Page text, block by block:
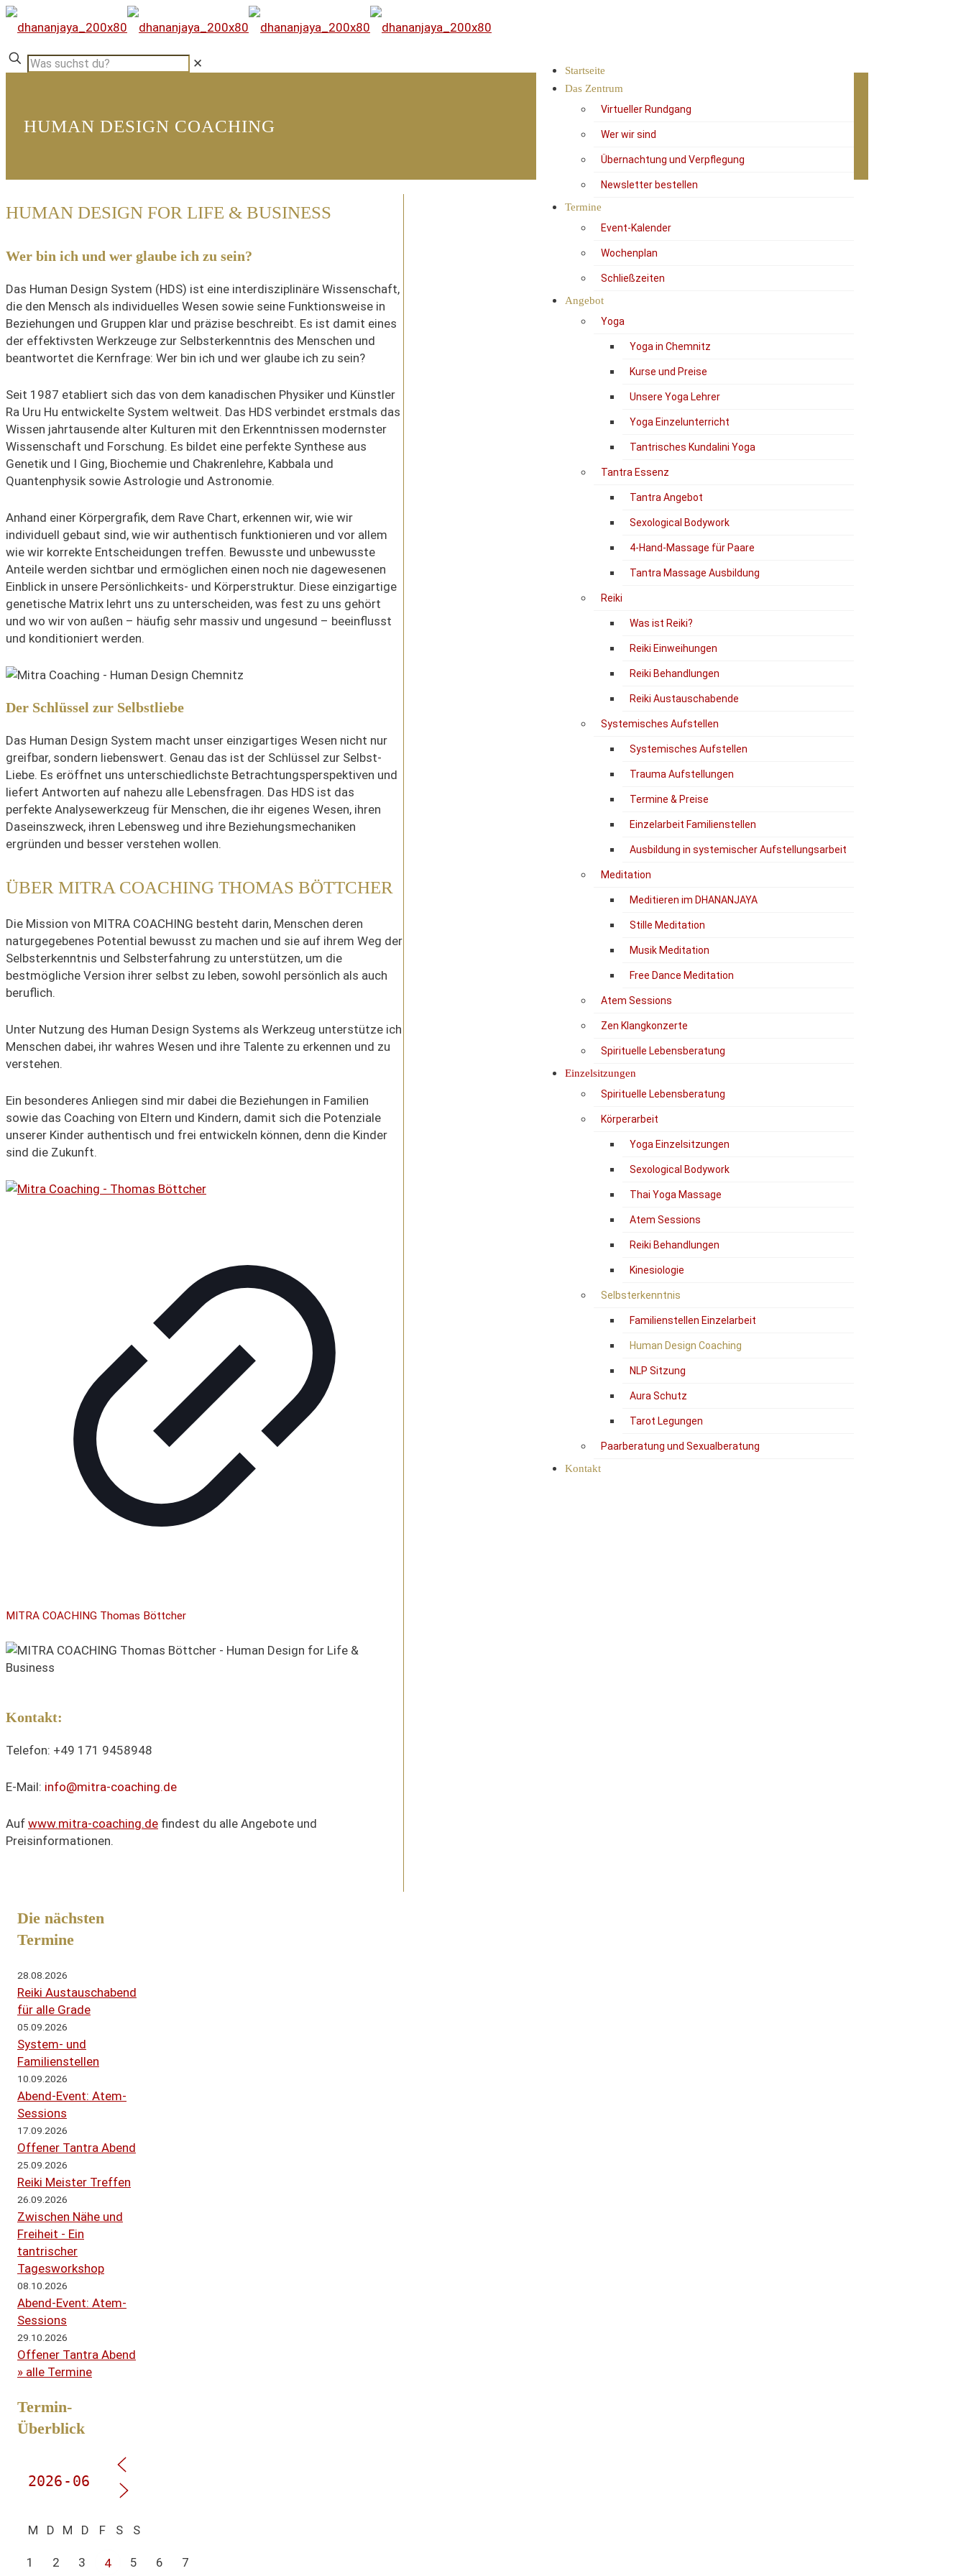
Startseite
Das Zentrum
Virtueller Rundgang
Wer wir sind
Übernachtung und Verpflegung
Newsletter bestellen
Termine
Event-Kalender
Wochenplan
Schließzeiten
Angebot
Yoga
Yoga in Chemnitz
Kurse und Preise
Unsere Yoga Lehrer
Yoga Einzelunterricht
Tantrisches Kundalini Yoga
Tantra Essenz
Tantra Angebot
Sexological Bodywork
4-Hand-Massage für Paare
Tantra Massage Ausbildung
Reiki
Was ist Reiki?
Reiki Einweihungen
Reiki Behandlungen
Reiki Austauschabende
Systemisches Aufstellen
Systemisches Aufstellen
Trauma Aufstellungen
Termine & Preise
Einzelarbeit Familienstellen
Ausbildung in systemischer Aufstellungsarbeit
Meditation
Meditieren im DHANANJAYA
Stille Meditation
Musik Meditation
Free Dance Meditation
Atem Sessions
Zen Klangkonzerte
Spirituelle Lebensberatung
Einzelsitzungen
Spirituelle Lebensberatung
Körperarbeit
Yoga Einzelsitzungen
Sexological Bodywork
Thai Yoga Massage
Atem Sessions
Reiki Behandlungen
Kinesiologie
Selbsterkenntnis
Familienstellen Einzelarbeit
Human Design Coaching
NLP Sitzung
Aura Schutz
Tarot Legungen
Paarberatung und Sexualberatung
Kontakt
✕
HUMAN DESIGN COACHING
HUMAN DESIGN FOR LIFE & BUSINESS
Wer bin ich und wer glaube ich zu sein?
Das Human Design System (HDS) ist eine interdisziplinäre Wissenschaft,
die den Mensch als individuelles Wesen sowie seine Funktionsweise in
Beziehungen und Gruppen klar und präzise beschreibt. Es ist damit eines
der effektivsten Werkzeuge zur Selbsterkenntnis des Menschen und
beantwortet die Kernfrage: Wer bin ich und wer glaube ich zu sein?
Seit 1987 etabliert sich das von dem kanadischen Physiker und Künstler
Ra Uru Hu entwickelte System weltweit. Das HDS verbindet erstmals das
Wissen jahrtausende alter Kulturen mit den Erkenntnissen modernster
Wissenschaft und Forschung. Es bildet eine perfekte Synthese aus
Genetik und I Ging, Biochemie und Chakrenlehre, Kabbala und
Quantenphysik sowie Astrologie und Astronomie.
Anhand einer Körpergrafik, dem Rave Chart, erkennen wir, wie wir
individuell gebaut sind, wie wir authentisch funktionieren und vor allem
wie wir korrekte Entscheidungen treffen. Bewusste und unbewusste
Anteile werden sichtbar und ermöglichen einen noch nie dagewesenen
Einblick in unsere Persönlichkeits- und Körperstruktur. Diese einzigartige
genetische Matrix lehrt uns zu unterscheiden, was fest zu uns gehört
und wo wir von außen – häufig sehr massiv und ungesund – beeinflusst
und konditioniert werden.
Der Schlüssel zur Selbstliebe
Das Human Design System macht unser einzigartiges Wesen nicht nur
greifbar, sondern liebenswert. Genau das ist der Schlüssel zur Selbst-
Liebe. Es eröffnet uns unterschiedlichste Betrachtungsperspektiven und
liefert Antworten auf nahezu alle Lebensfragen. Das HDS ist das
perfekte Analysewerkzeug für Menschen, die ihr eigenes Wesen, ihren
Daseinszweck, ihren Lebensweg und ihre Beziehungsmechaniken
ergründen und besser verstehen wollen.
ÜBER MITRA COACHING THOMAS BÖTTCHER
Die Mission von MITRA COACHING besteht darin, Menschen deren
naturgegebenes Potential bewusst zu machen und sie auf ihrem Weg der
Selbsterkenntnis und Selbsterfahrung zu unterstützen, um die
bestmögliche Version ihrer selbst zu leben, sowohl persönlich als auch
beruflich.
Unter Nutzung des Human Design Systems als Werkzeug unterstütze ich
Menschen dabei, ihr wahres Wesen und ihre Talente zu erkennen und zu
verstehen.
Ein besonderes Anliegen sind mir dabei die Beziehungen in Familien
sowie das Coaching von Eltern und Kindern, damit sich die Potenziale
unserer Kinder authentisch und frei entwickeln können, denn die Kinder
sind die Zukunft.
MITRA COACHING Thomas Böttcher
Kontakt:
Telefon: +49 171 9458948
E-Mail: info@mitra-coaching.de
Auf www.mitra-coaching.de findest du alle Angebote und
Preisinformationen.
Die nächsten
Termine
28.08.2026
Reiki Austauschabend
für alle Grade
05.09.2026
System- und
Familienstellen
10.09.2026
Abend-Event: Atem-
Sessions
17.09.2026
Offener Tantra Abend
25.09.2026
Reiki Meister Treffen
26.09.2026
Zwischen Nähe und
Freiheit - Ein
tantrischer
Tagesworkshop
08.10.2026
Abend-Event: Atem-
Sessions
29.10.2026
Offener Tantra Abend
» alle Termine
Termin-
Überblick
M D M D F S S
1 2 3 4 5 6 7